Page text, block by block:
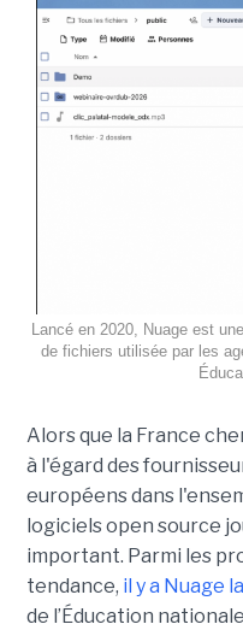
Lancé en 2020, Nuage est
de fichiers utilisée par les
Alors que la France
à l'égard des
européens dans
logiciels open source
important. Parmi les
tendance, il y a Nuage
de l’Éducation